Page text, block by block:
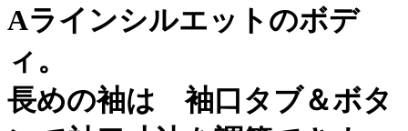
Aラインシルエットのボデ
ィ。
長めの袖は 袖口タブ＆ボタ